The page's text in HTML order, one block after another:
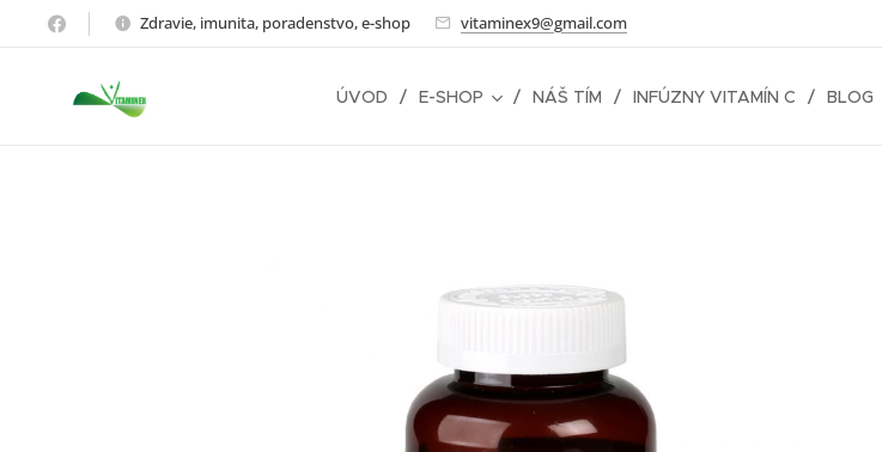
Zdravie, imunita, poradenstvo, e-shop vitaminex9@gmail.com
ÚVOD E-SHOP NÁŠ TÍM INFÚZNY VITAMÍN C BLOG